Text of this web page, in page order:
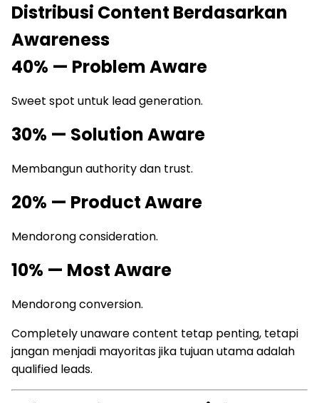
Distribusi Content Berdasarkan
Awareness
40% — Problem Aware
Sweet spot untuk lead generation.
30% — Solution Aware
Membangun authority dan trust.
20% — Product Aware
Mendorong consideration.
10% — Most Aware
Mendorong conversion.
Completely unaware content tetap penting, tetapi
jangan menjadi mayoritas jika tujuan utama adalah
qualified leads.